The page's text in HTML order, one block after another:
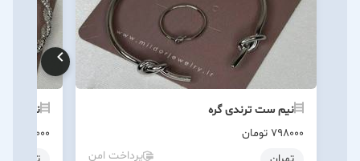
نیم ست ترندی گره
798000 تومان
پرداخت امن
نیم ست
768000